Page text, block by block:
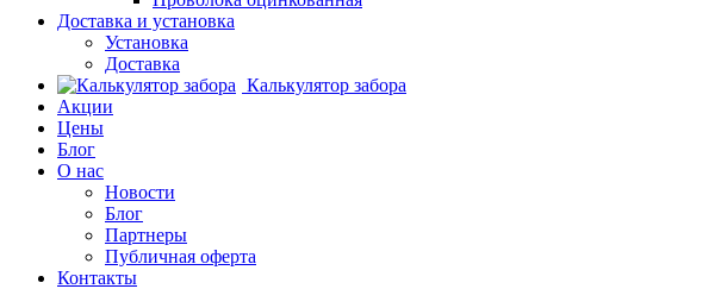
Доставка и установка
Установка
Доставка
Калькулятор забора
Акции
Цены
Блог
О нас
Новости
Блог
Партнеры
Публичная оферта
Контакты